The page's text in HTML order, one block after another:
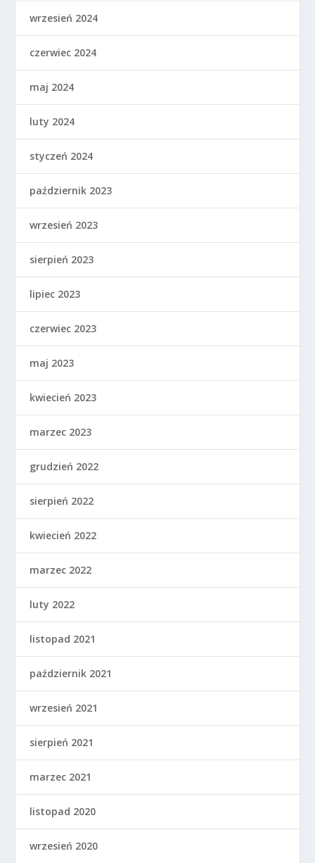
wrzesień 2024
czerwiec 2024
maj 2024
luty 2024
styczeń 2024
październik 2023
wrzesień 2023
sierpień 2023
lipiec 2023
czerwiec 2023
maj 2023
kwiecień 2023
marzec 2023
grudzień 2022
sierpień 2022
kwiecień 2022
marzec 2022
luty 2022
listopad 2021
październik 2021
wrzesień 2021
sierpień 2021
marzec 2021
listopad 2020
wrzesień 2020